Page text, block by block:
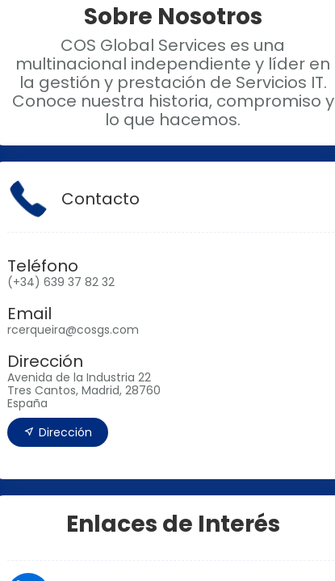
AI Business Card Reader
Add to Home Screen
Sobre Nosotros
COS Global Services es una
multinacional independiente y líder en
la gestión y prestación de Servicios IT.
Conoce nuestra historia, compromiso y
lo que hacemos.
Contacto
Teléfono
(+34) 639 37 82 32
Email
rcerqueira@cosgs.com
Dirección
Avenida de la Industria 22
Tres Cantos, Madrid, 28760
España
Dirección
Enlaces de Interés